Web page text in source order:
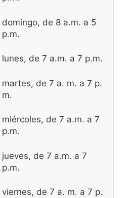
domingo, de 8 a.m. a 5
p.m.
lunes, de 7 a.m. a 7 p.m.
martes, de 7 a. m. a 7 p.
m.
miércoles, de 7 a.m. a 7
p.m.
jueves, de 7 a.m. a 7
p.m.
viernes, de 7 a. m. a 7 p.